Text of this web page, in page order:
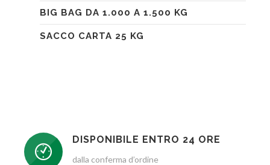
BIG BAG DA 1.000 A 1.500 KG
SACCO CARTA 25 KG
DISPONIBILE ENTRO 24 ORE
dalla conferma d’ordine